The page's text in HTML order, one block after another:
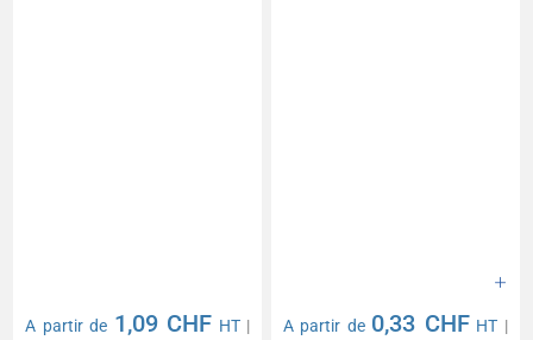
A partir de 1,09 CHF HT|
A partir de 0,33 CHF HT |